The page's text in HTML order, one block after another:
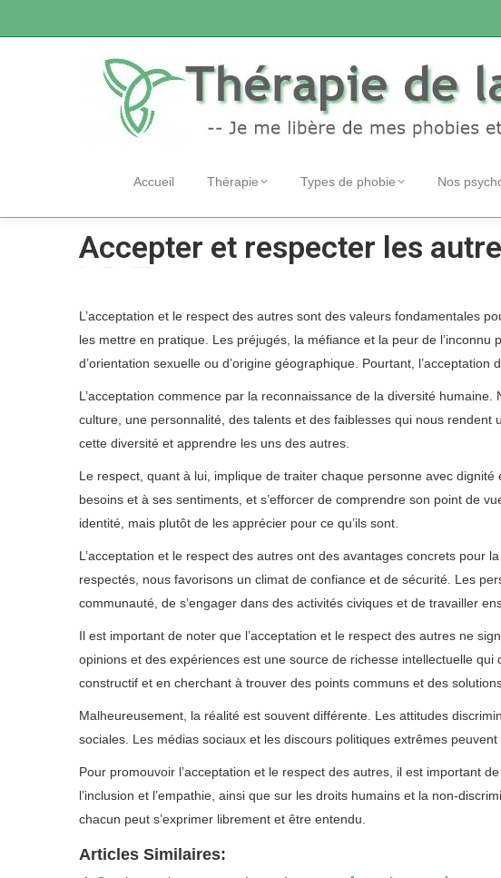
Accueil Thérapie Types de phobie Nos
Accepter et respecter les
L’acceptation et le respect des autres sont des valeurs fondamentales
les mettre en pratique. Les préjugés, la méfiance et la peur de
d’orientation sexuelle ou d’origine géographique. Pourtant,
L’acceptation commence par la reconnaissance de la diversité
culture, une personnalité, des talents et des faiblesses qui nous
cette diversité et apprendre les uns des autres.
Le respect, quant à lui, implique de traiter chaque personne avec
besoins et à ses sentiments, et s’efforcer de comprendre son point de
identité, mais plutôt de les apprécier pour ce qu’ils sont.
L’acceptation et le respect des autres ont des avantages concrets
respectés, nous favorisons un climat de confiance et de sécurité. Les
communauté, de s’engager dans des activités civiques et de travailler
Il est important de noter que l’acceptation et le respect des autres ne
opinions et des expériences est une source de richesse intellectuelle
constructif et en cherchant à trouver des points communs et des
Malheureusement, la réalité est souvent différente. Les attitudes
sociales. Les médias sociaux et les discours politiques extrêmes
Pour promouvoir l’acceptation et le respect des autres, il est important
l’inclusion et l’empathie, ainsi que sur les droits humains et la non-
chacun peut s’exprimer librement et être entendu.
Articles Similaires: